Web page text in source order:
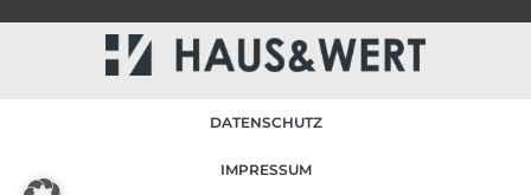
DATENSCHUTZ
IMPRESSUM